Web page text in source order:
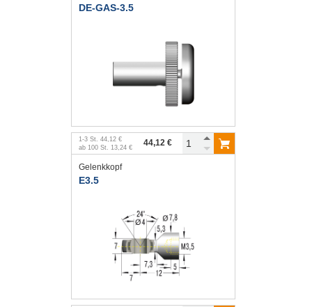
DE-GAS-3.5
1 -3 St. 44,12 €
ab 100 St. 13,24 € 44,12 €
Gelenkkopf
E3.5